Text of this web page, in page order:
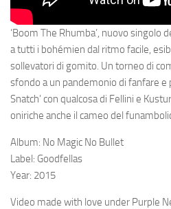
‘Boom The Rhumba’, nuovo singolo
a tutti i bohémien dal ritmo facile,
sollevatori di gomito. Un torneo di
sfondo a un pandemonio di fanfare e
Snatch’ con qualcosa di Fellini e
oniriche anche il cameo del
Album: No Magic No Bullet
Label: Goodfellas
Year: 2015
Video made with love under Purple